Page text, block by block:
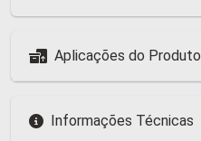
Aplicações do Produto
Informações Técnicas